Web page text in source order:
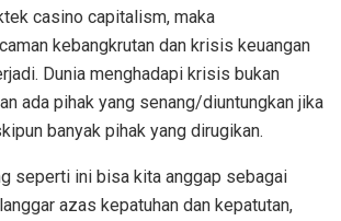
casino capitalism, maka
kebangkrutan dan krisis keuangan
Dunia menghadapi krisis bukan
ada pihak yang senang/diuntungkan jika
banyak pihak yang dirugikan.
seperti ini bisa kita anggap sebagai
azas kepatuhan dan kepatutan,